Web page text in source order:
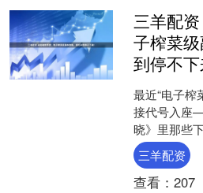
三羊配
子榨菜
到停不下
最近“电子榨
接代号入座
晓》里那些
你刷到停不
炒”到“满汉全
三羊配资
查看： 207